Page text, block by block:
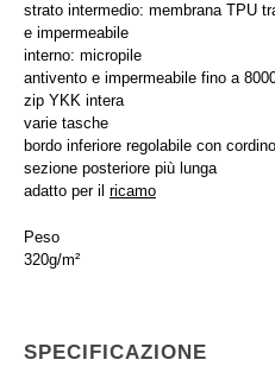
strato intermedio: membrana TPU
e impermeabile
interno: micropile
antivento e impermeabile fino a
zip YKK intera
varie tasche
bordo inferiore regolabile con cordino
sezione posteriore più lunga
adatto per il ricamo
Peso
320g/m²
SPECIFICAZIONE